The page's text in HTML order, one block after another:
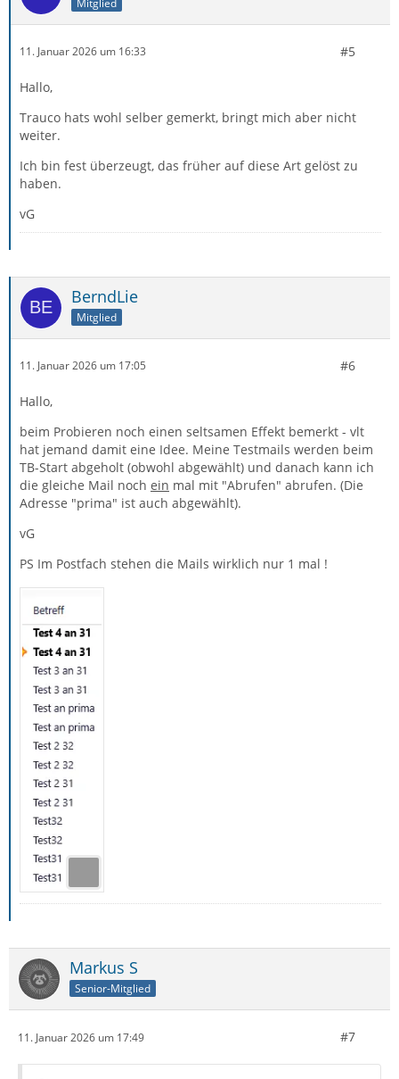
11. Januar 2026 um 16:33 #5
Hallo,
Trauco hats wohl selber gemerkt, bringt mich aber nicht
weiter.
Ich bin fest überzeugt, das früher auf diese Art gelöst zu
haben.
vG
BerndLie
Mitglied
11. Januar 2026 um 17:05 #6
Hallo,
beim Probieren noch einen seltsamen Effekt bemerkt - vlt
hat jemand damit eine Idee. Meine Testmails werden beim
TB-Start abgeholt (obwohl abgewählt) und danach kann ich
die gleiche Mail noch ein mal mit "Abrufen" abrufen. (Die
Adresse "prima" ist auch abgewählt).
vG
PS Im Postfach stehen die Mails wirklich nur 1 mal !
Markus S
Senior-Mitglied
11. Januar 2026 um 17:49 #7